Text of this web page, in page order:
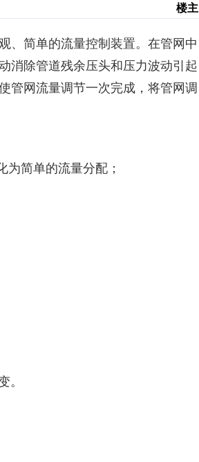
楼主
、简单的流量控制装置。在管网中
消除管道残余压头和压力波动引起
管网流量调节一次完成，将管网调
简单的流量分配；
。